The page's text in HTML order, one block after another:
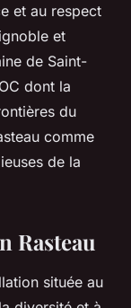
et au respect
et
de Saint-
dont la
du
comme
de la
Rasteau
située au